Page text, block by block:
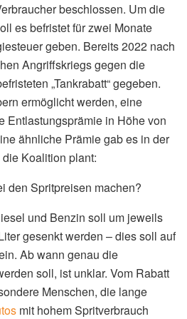
beschlossen. Um die
es befristet für zwei Monate
geben. Bereits 2022 nach
Angriffskriegs gegen die
„Tankrabatt“ gegeben.
ermöglicht werden, eine
Entlastungsprämie in Höhe von
ähnliche Prämie gab es in der
Koalition plant:
den Spritpreisen machen?
und Benzin soll um jeweils
gesenkt werden – dies soll auf
Ab wann genau die
soll, ist unklar. Vom Rabatt
Menschen, die lange
mit hohem Spritverbrauch